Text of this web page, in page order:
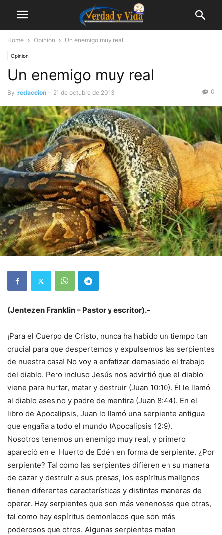
Home Opinion Un enemigo muy real
Opinion
Un enemigo muy real
By redaccion - 21 de octubre de 2013 0
(Jentezen Franklin – Pastor y escritor).-
¡Para el Cuerpo de Cristo, nunca ha habido un tiempo tan
crucial para que despertemos y expulsemos las serpientes
de nuestra casa! No voy a enfatizar demasiado el trabajo
del diablo. Pero incluso Jesús nos advirtió que el diablo
viene para hurtar, matar y destruir (Juan 10:10). Él le llamó
al diablo asesino y padre de mentira (Juan 8:44). En el
libro de Apocalipsis, Juan lo llamó una serpiente antigua
que engaña a todo el mundo (Apocalipsis 12:9).
Nosotros tenemos un enemigo muy real, y primero
apareció en el Huerto de Edén en forma de serpiente. ¿Por
serpiente? Tal como las serpientes difieren en su manera
de cazar y destruir a sus presas, los espíritus malignos
tienen diferentes características y distintas maneras de
operar. Hay serpientes que son más venenosas que otras,
tal como hay espíritus demoníacos que son más
poderosos que otros. Algunas serpientes matan